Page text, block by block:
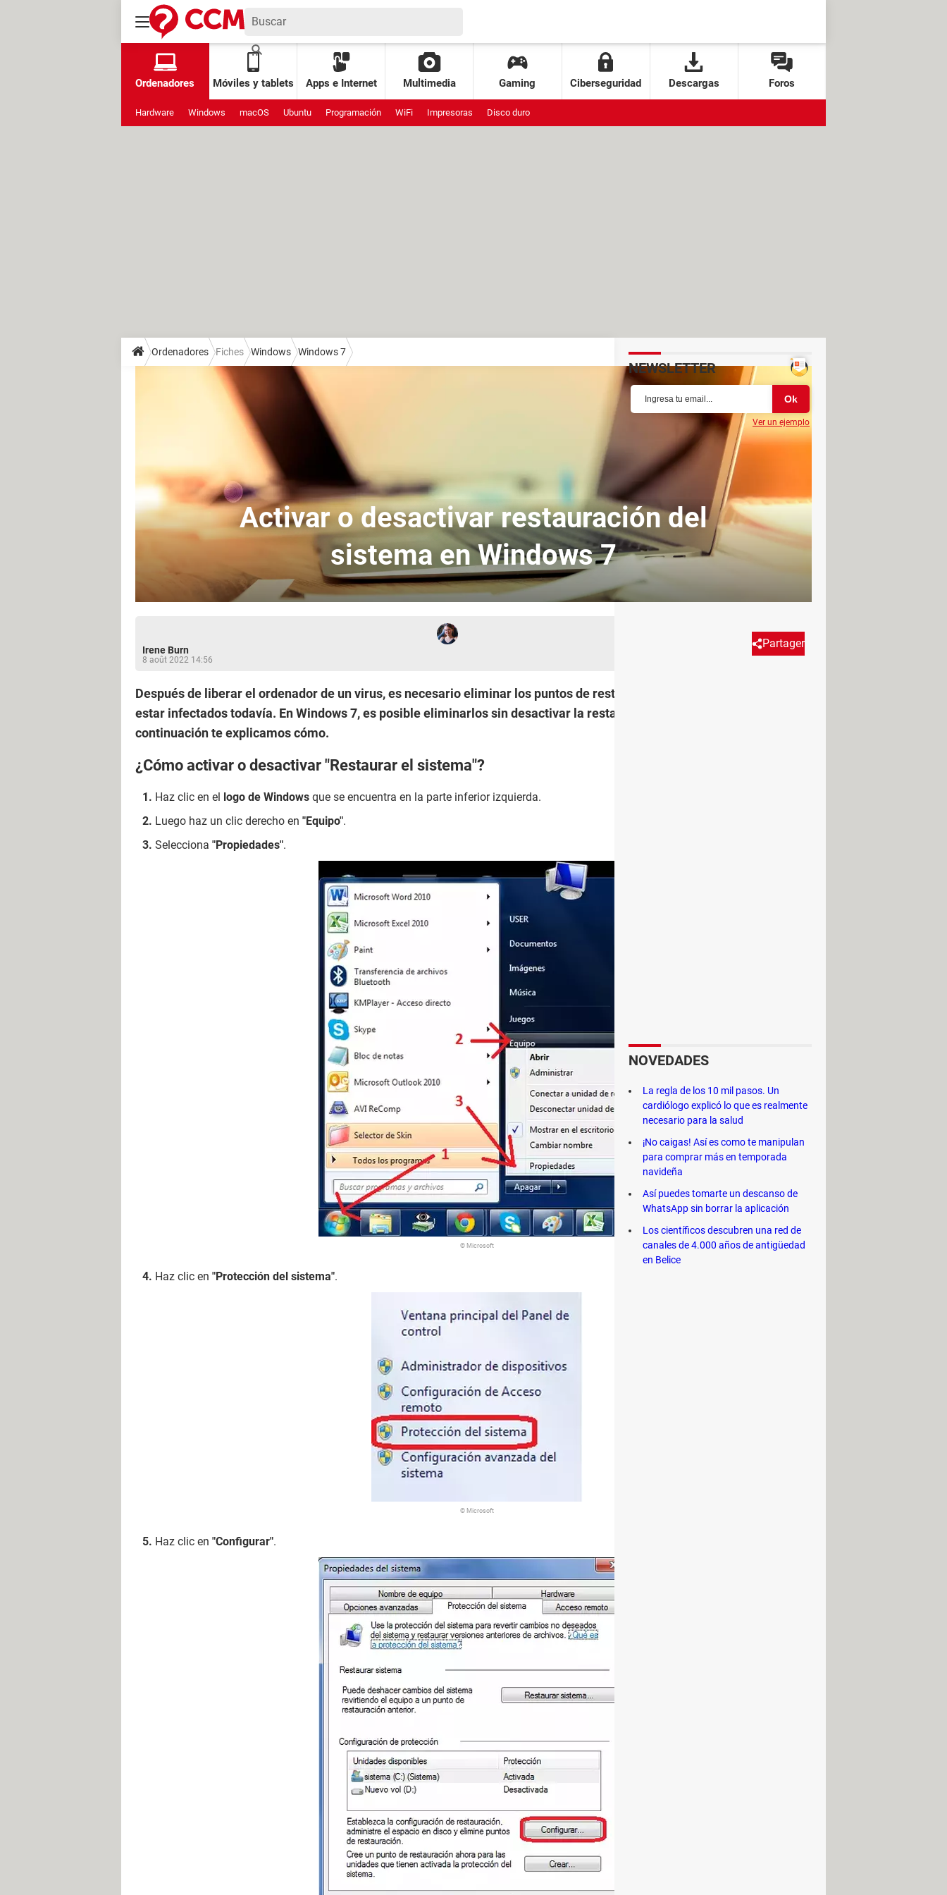
Ordenadores Móviles y tablets Apps e Internet Multimedia Gaming Ciberseguridad Descargas Foros
Hardware Windows macOS Ubuntu Programación WiFi Impresoras Disco duro
Ordenadores Fiches Windows Windows 7
Activar o desactivar restauración del
sistema en Windows 7
Irene Burn
8 août 2022 14:56
Partager
Después de liberar el ordenador de un virus, es necesario eliminar los puntos de restauración porque algunos pueden
estar infectados todavía. En Windows 7, es posible eliminarlos sin desactivar la restauración del sistema operativo. A
continuación te explicamos cómo.
¿Cómo activar o desactivar "Restaurar el sistema"?
Haz clic en el logo de Windows que se encuentra en la parte inferior izquierda.
Luego haz un clic derecho en "Equipo".
Selecciona "Propiedades".
© Microsoft
Haz clic en "Protección del sistema".
© Microsoft
Haz clic en "Configurar".
NEWSLETTER
Ver un ejemplo
NOVEDADES
La regla de los 10 mil pasos. Un
cardiólogo explicó lo que es realmente
necesario para la salud
¡No caigas! Así es como te manipulan
para comprar más en temporada
navideña
Así puedes tomarte un descanso de
WhatsApp sin borrar la aplicación
Los científicos descubren una red de
canales de 4.000 años de antigüedad
en Belice